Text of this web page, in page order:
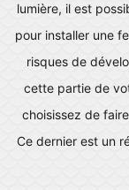
lumière, il est
pour installer une
risques de
cette partie de
choisissez de
Ce dernier est un